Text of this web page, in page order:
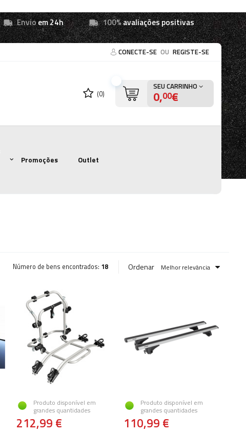
Envioem 24h 100%avaliações positivas
CONECTE-SE OU REGISTE-SE
(0)
SEU CARRINHO
0,00€
Promoções Outlet
Número de bens encontrados: 18 Ordenar Melhor relevância
Produto disponível em
grandes quantidades
212,99 €
Produto disponível em
grandes quantidades
110,99 €